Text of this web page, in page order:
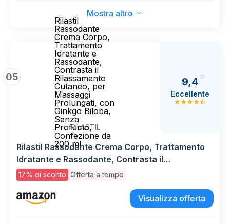
Mostra altro
05
Rilastil
Rassodante
Crema Corpo,
Trattamento
Idratante e
Rassodante,
Contrasta il
Rilassamento
Cutaneo, per
Massaggi
Prolungati, con
Ginkgo Biloba,
Senza
Profumo,
Confezione da
200 ml
RILASTIL
9,4
Eccellente
Rilastil Rassodante Crema Corpo, Trattamento
Idratante e Rassodante, Contrasta il
Rilassamento Cutaneo, per Massaggi Prolungati,
con Ginkgo Biloba, Senza Profumo, Confezione
da 200 ml
17% di sconto Offerta a tempo
Visualizza offerta